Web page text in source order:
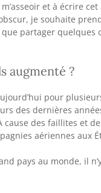
et à écrire
je souhaite
partager quelques
augmenté ?
pour
des dernières
des faillites et
aériennes aux
pays au monde, il